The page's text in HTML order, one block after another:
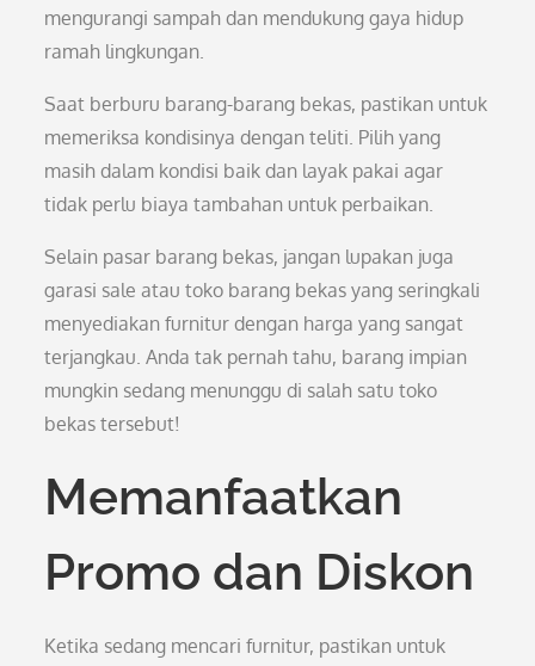
mengurangi sampah dan mendukung gaya hidup
ramah lingkungan.
Saat berburu barang-barang bekas, pastikan untuk
memeriksa kondisinya dengan teliti. Pilih yang
masih dalam kondisi baik dan layak pakai agar
tidak perlu biaya tambahan untuk perbaikan.
Selain pasar barang bekas, jangan lupakan juga
garasi sale atau toko barang bekas yang seringkali
menyediakan furnitur dengan harga yang sangat
terjangkau. Anda tak pernah tahu, barang impian
mungkin sedang menunggu di salah satu toko
bekas tersebut!
Memanfaatkan
Promo dan Diskon
Ketika sedang mencari furnitur, pastikan untuk